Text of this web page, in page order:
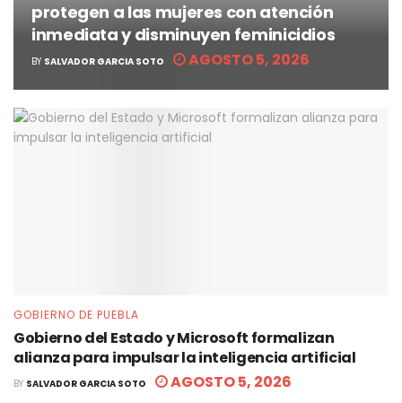
protegen a las mujeres con atención
inmediata y disminuyen feminicidios
BY SALVADOR GARCIA SOTO AGOSTO 5, 2026
GOBIERNO DE PUEBLA
Gobierno del Estado y Microsoft formalizan
alianza para impulsar la inteligencia artificial
BY SALVADOR GARCIA SOTO AGOSTO 5, 2026